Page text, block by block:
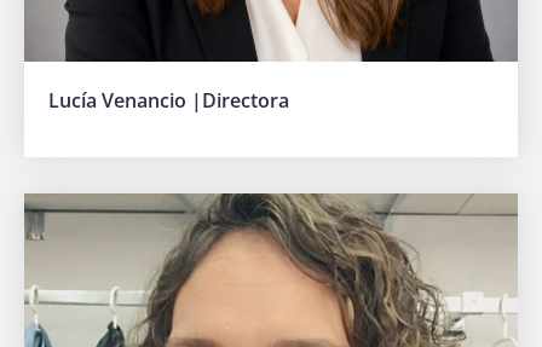
Lucía Venancio |Directora